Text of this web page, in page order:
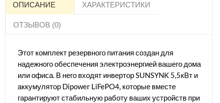
ОПИСАНИЕ ХАРАКТЕРИСТИКИ
ОТЗЫВОВ (0)
Этот комплект резервного питания создан для
надежного обеспечения электроэнергией вашего дома
или офиса. В него входят инвертор SUNSYNK 5,5кВт и
аккумулятор Dipower LiFePO4, которые вместе
гарантируют стабильную работу ваших устройств при